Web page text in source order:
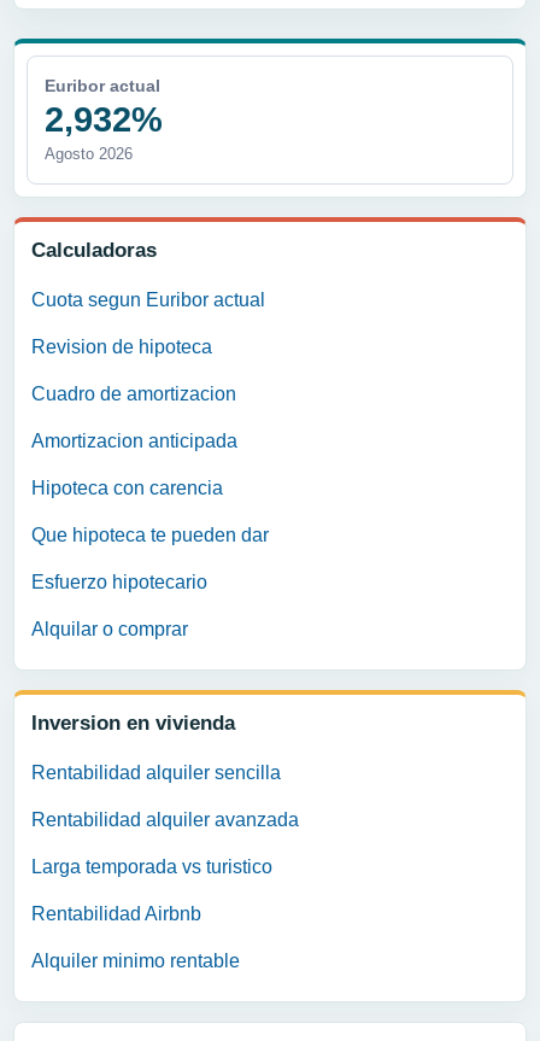
Euribor actual
2,932%
Agosto 2026
Calculadoras
Cuota segun Euribor actual
Revision de hipoteca
Cuadro de amortizacion
Amortizacion anticipada
Hipoteca con carencia
Que hipoteca te pueden dar
Esfuerzo hipotecario
Alquilar o comprar
Inversion en vivienda
Rentabilidad alquiler sencilla
Rentabilidad alquiler avanzada
Larga temporada vs turistico
Rentabilidad Airbnb
Alquiler minimo rentable